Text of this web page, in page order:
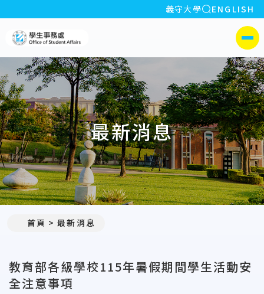
:::
義守大學 全站搜索
ENGLISH
側選單
最新消息
首頁 最新消息
教育部各級學校115年暑假期間學生活動安
全注意事項